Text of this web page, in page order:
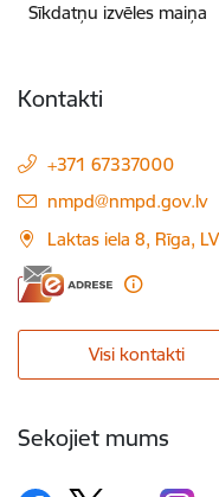
Sīkdatņu izvēles maiņa
Kontakti
+371 67337000
E-pasts:
nmpd@nmpd.gov.lv
Laktas iela 8, Rīga,
Visi kontakti
Sekojiet mums